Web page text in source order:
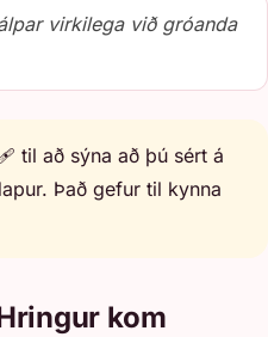
virkilega við gróanda
til að sýna að þú sért á
Það gefur til kynna
kom